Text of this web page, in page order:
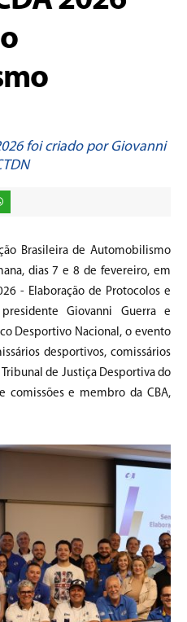
foi criado por Giovanni
Brasileira de Automobilismo
dias 7 e 8 de fevereiro, em
- Elaboração de Protocolos e
Giovanni Guerra e
Desportivo Nacional, o evento
desportivos, comissários
de Justiça Desportiva do
comissões e membro da CBA,